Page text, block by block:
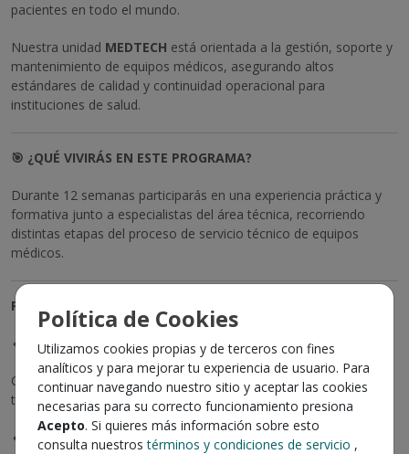
pacientes en todo el mundo.
Nuestra unidad MEDTECH está orientada a la gestión, soporte y
mantenimiento de equipos médicos, asegurando altos
estándares de calidad y continuidad operacional para
instituciones de salud.
🎯 ¿QUÉ VIVIRÁS EN ESTE PROGRAMA?
Durante 12 semanas participarás en una experiencia práctica y
formativa junto a especialistas del área técnica, recorriendo
distintas etapas del proceso de servicio técnico de equipos
médicos.
ROADMAP DEL PROGRAMA | 12 SEMANAS
🔹 ETAPA 1 Inducción Técnica & Visita a Clientes
Conocerás nuestros equipos, procesos y acompañarás visitas
técnicas para comprender el entorno clínico y operativo.
🔹 ETAPA 2 Mantención Correctiva
Política de Cookies
Utilizamos cookies propias y de terceros con fines
analíticos y para mejorar tu experiencia de usuario. Para
continuar navegando nuestro sitio y aceptar las cookies
necesarias para su correcto funcionamiento presiona
Acepto. Si quieres más información sobre esto
consulta nuestrostérminos y condiciones de servicio ,